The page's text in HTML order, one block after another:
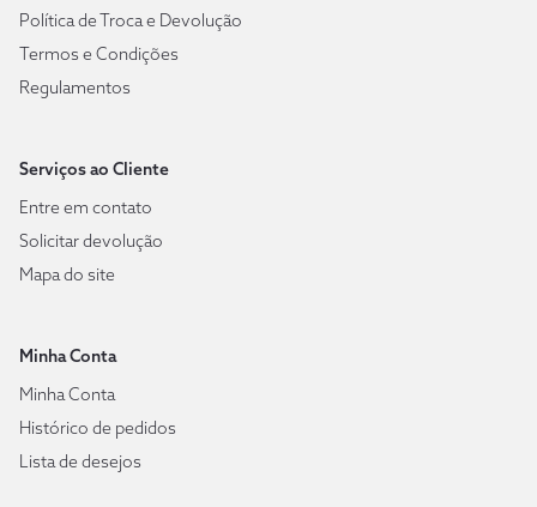
Política de Troca e Devolução
Termos e Condições
Regulamentos
Serviços ao Cliente
Entre em contato
Solicitar devolução
Mapa do site
Minha Conta
Minha Conta
Histórico de pedidos
Lista de desejos